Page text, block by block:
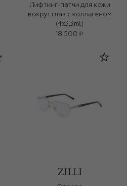
Лифтинг-патчи для кожи
вокруг глаз с коллагеном
(4x3,3ml)
18 500 ₽